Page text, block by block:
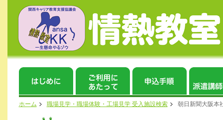
ホーム 職場見学・職場体験・工場見学 受入施設検索 朝日新聞大阪本